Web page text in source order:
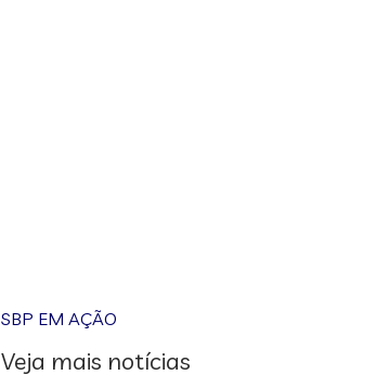
SBP EM AÇÃO
Veja mais notícias